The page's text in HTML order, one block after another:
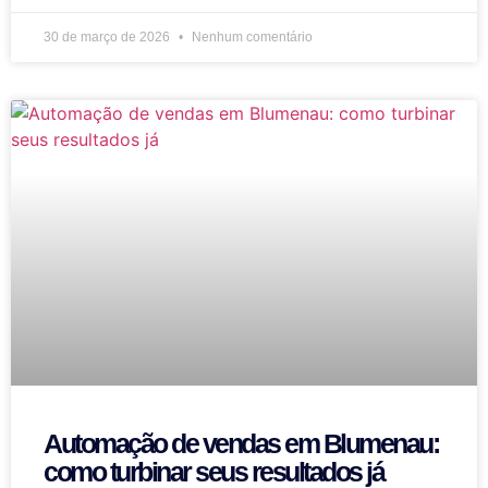
30 de março de 2026 Nenhum comentário
Automação de vendas em Blumenau:
como turbinar seus resultados já